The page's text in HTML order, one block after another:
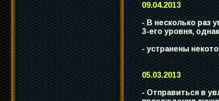
09.04.2013
- В несколько раз
3-его уровня,
- устранены
05.03.2013
- Отправиться в